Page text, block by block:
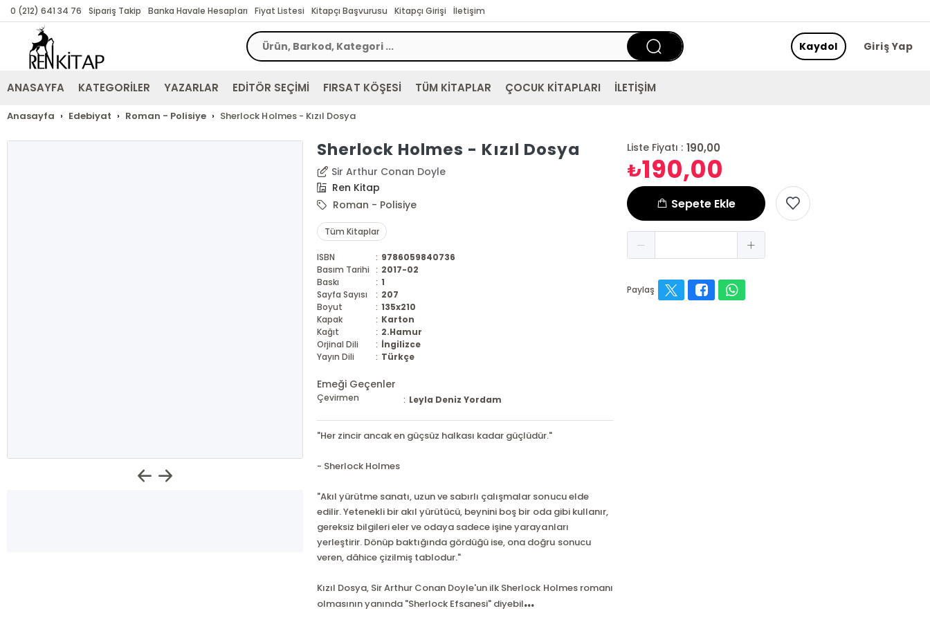
0 (212) 641 34 76 Sipariş Takip Banka Havale Hesapları Fiyat Listesi Kitapçı Başvurusu Kitapçı Girişi İletişim
Giriş Yap
Kaydol
ANASAYFA KATEGORİLER YAZARLAR EDİTÖR SEÇİMİ FIRSAT KÖŞESİ TÜM KİTAPLAR ÇOCUK KİTAPLARI İLETİŞİM
Anasayfa Edebiyat Roman - Polisiye Sherlock Holmes - Kızıl Dosya
Sherlock Holmes - Kızıl Dosya
Sir Arthur Conan Doyle
Ren Kitap
Roman - Polisiye
Tüm Kitaplar
ISBN : 9786059840736
Basım Tarihi : 2017-02
Baskı
: 1
Sayfa Sayısı
: 207
Boyut
: 135x210
Kapak
: Karton
Kağıt
: 2.Hamur
Orjinal Dili
: İngilizce
Yayın Dili
: Türkçe
Emeği Geçenler
Çevirmen : Leyla Deniz Yordam
"Her zincir ancak en güçsüz halkası kadar güçlüdür."
- Sherlock Holmes
"Akıl yürütme sanatı, uzun ve sabırlı çalışmalar sonucu elde
edilir. Yetenekli bir akıl yürütücü, beynini boş bir oda gibi kullanır,
gereksiz bilgileri eler ve odaya sadece işine yarayanları
yerleştirir. Dönüp baktığında gördüğü ise, ona doğru sonucu
veren, dâhice çizilmiş tablodur."
Kızıl Dosya, Sir Arthur Conan Doyle'un ilk Sherlock Holmes romanı
olmasının yanında "Sherlock Efsanesi" diyebil...
Liste Fiyatı : 190,00
₺190,00
Sepete Ekle
Paylaş